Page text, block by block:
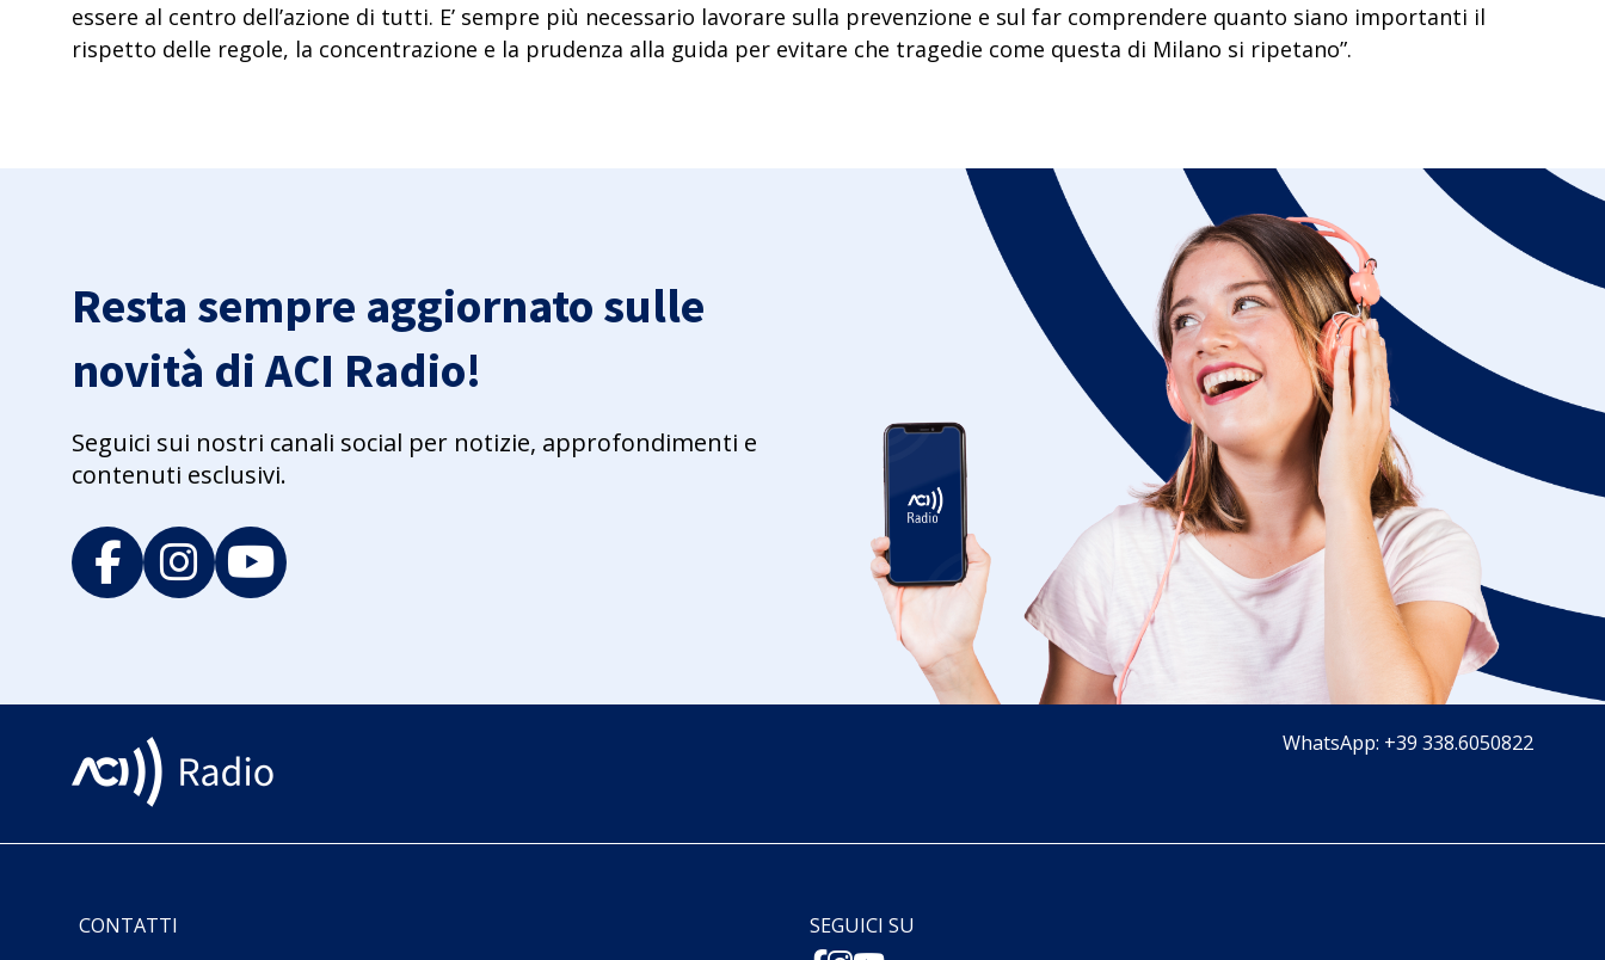
essere al centro dell’azione di tutti. E’ sempre più necessario lavorare sulla prevenzione e sul far comprendere quanto siano importanti il
rispetto delle regole, la concentrazione e la prudenza alla guida per evitare che tragedie come questa di Milano si ripetano”.
Resta sempre aggiornato sulle
novità di ACI Radio!
Seguici sui nostri canali social per notizie, approfondimenti e
contenuti esclusivi.
WhatsApp: +39 338.6050822
CONTATTI SEGUICI SU